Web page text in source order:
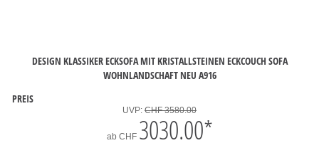
DESIGN KLASSIKER ECKSOFA MIT KRISTALLSTEINEN ECKCOUCH SOFA
WOHNLANDSCHAFT NEU A916
PREIS
UVP: CHF 3580.00
ab CHF 3030.00*